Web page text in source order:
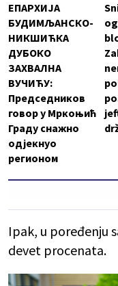
ЕПАРХИЈА
БУДИМЉАНСКО-
НИКШИЋКА
ДУБОКО
ЗАХВАЛНА
ВУЧИЋУ:
Председников
говор у Мркоњић
Граду снажно
одјекнуо
регионом
Ipak, u poređenju
devet procenata.